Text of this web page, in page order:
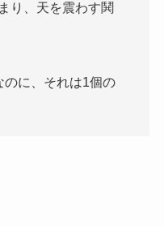
り、天を震わす鬨
のに、それは1個の